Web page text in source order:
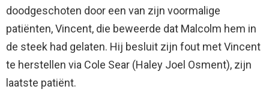
doodgeschoten door een van zijn voormalige
patiënten, Vincent, die beweerde dat Malcolm hem in
de steek had gelaten. Hij besluit zijn fout met Vincent
te herstellen via Cole Sear (Haley Joel Osment), zijn
laatste patiënt.